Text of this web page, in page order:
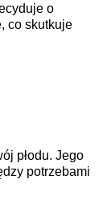
o
co skutkuje
płodu. Jego
potrzebami